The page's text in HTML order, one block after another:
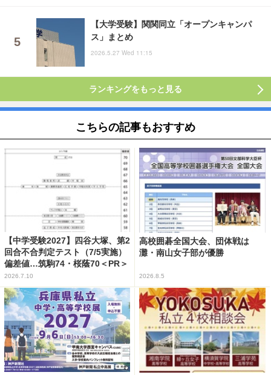
【大学受験】関関同立「オープンキャンパ
ス」まとめ
2026.5.27 Wed 11:15
ランキングをもっと見る
こちらの記事もおすすめ
【中学受験2027】四谷大塚、第2
回合不合判定テスト（7/5実施）
偏差値…筑駒74・桜蔭70＜PR＞
2026.7.10
高校囲碁全国大会、団体戦は
灘・南山女子部が優勝
2026.8.5